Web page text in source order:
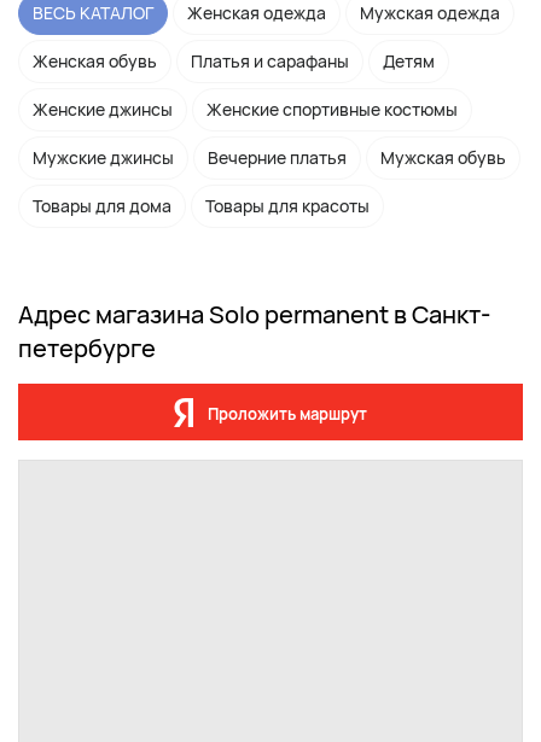
ВЕСЬ КАТАЛОГ Женская одежда Мужская одежда
Женская обувь Платья и сарафаны Детям
Женские джинсы Женские спортивные костюмы
Мужские джинсы Вечерние платья Мужская обувь
Товары для дома Товары для красоты
Адрес магазина Solo permanent в Санкт-
петербурге
Проложить маршрут